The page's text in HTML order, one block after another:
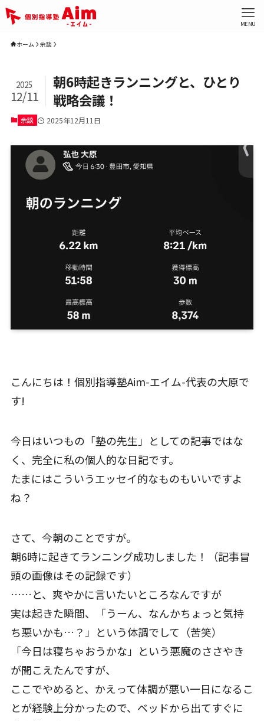
MENU
ホーム 余談
朝6時起きランニングと、ひとり
戦略会議！
2025
12/11
余談 2025年12月11日
こんにちは！個別指導塾Aim-エイム-代表の大原で
す!
今日はいつもの「塾の先生」としての記事ではな
く、完全に私の個人的な日記です。
たまにはこういうエッセイ的なものもいいですよ
ね？
さて、今朝のことですが。
朝6時に起きてランニング成功しました！（記事冒
頭の画像はその記録です）
……と、爽やかに言いたいところなんですが
実は起きた瞬間、「うーん、なんかちょっと気持
ち悪いかも…？」という体調でして（苦笑）
「今日は寝ちゃおうかな」という悪魔のささやき
が聞こえたんですが、
ここでやめると、かえって体調が悪い一日になるこ
とが経験上分かったので、ベッドから出てすぐに